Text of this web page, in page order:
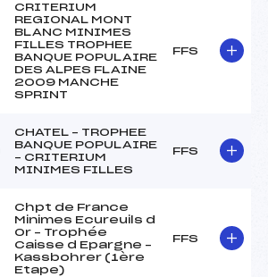
CRITERIUM
REGIONAL MONT
BLANC MINIMES
FILLES TROPHEE
BANQUE POPULAIRE
DES ALPES FLAINE
2009 MANCHE
SPRINT
FFS
CHATEL – TROPHEE
BANQUE POPULAIRE
– CRITERIUM
MINIMES FILLES
FFS
Chpt de France
Minimes Ecureuils d
Or – Trophée
Caisse d Epargne –
Kassbohrer (1ère
Etape)
FFS